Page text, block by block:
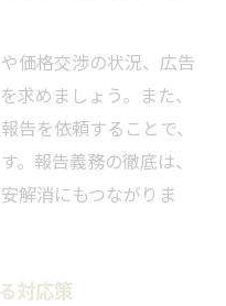
価格交渉の状況、広告
求めましょう。また、
告を依頼することで、
。報告義務の徹底は、
解消にもつながりま
対応策